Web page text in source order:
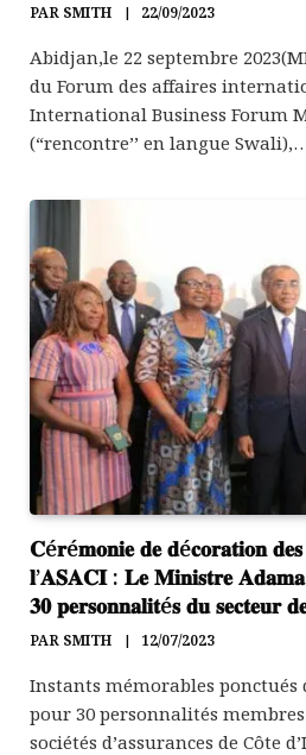
PAR SMITH 22/09/2023
Abidjan,le 22 septembre
du Forum des affaires
International Business Forum
(“rencontre’’ en langue
𝐂é𝐫é𝐦𝐨𝐧𝐢𝐞 𝐝𝐞 𝐝é𝐜𝐨𝐫𝐚𝐭𝐢𝐨𝐧
𝐥’𝐀𝐒𝐀𝐂𝐈 : 𝐋𝐞 𝐌𝐢𝐧𝐢𝐬𝐭𝐫𝐞 𝐀𝐝𝐚𝐦𝐚
𝟑𝟎 𝐩𝐞𝐫𝐬𝐨𝐧𝐧𝐚𝐥𝐢𝐭é𝐬 𝐝𝐮 𝐬𝐞𝐜𝐭𝐞𝐮𝐫
PAR SMITH 12/07/2023
Instants mémorables ponctués
pour 30 personnalités membres
sociétés d’assurances de Côte